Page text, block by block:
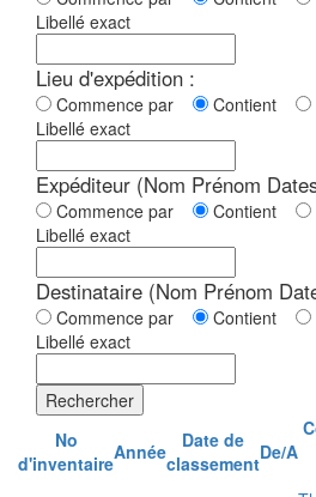
Libellé exact
Lieu d'expédition :
Commence par Contient
Libellé exact
Expéditeur (Nom Prénom
Commence par Contient
Libellé exact
Destinataire (Nom Prénom
Commence par Contient
Libellé exact
Rechercher
No
d'inventaireAnnée
Date de
classementDe/A